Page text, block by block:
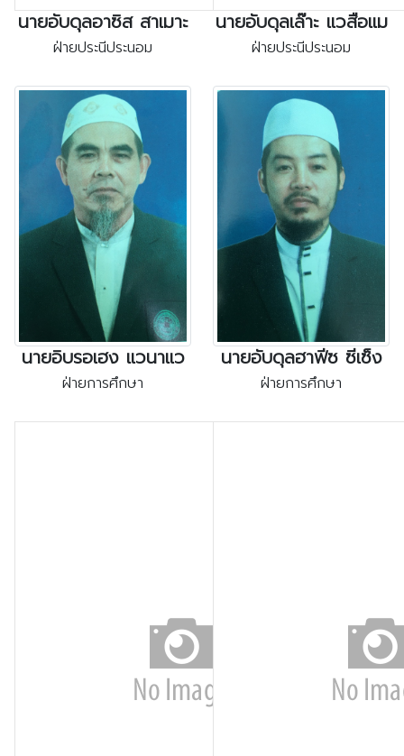
นายอับดุลอาซิส สาเมาะ
ฝ่ายประนีประนอม
นายอับดุลเล๊าะ แวสือแม
ฝ่ายประนีประนอม
นายอิบรอเฮง แวนาแว
ฝ่ายการศึกษา
นายอับดุลฮาฟีซ ซีเซ็ง
ฝ่ายการศึกษา